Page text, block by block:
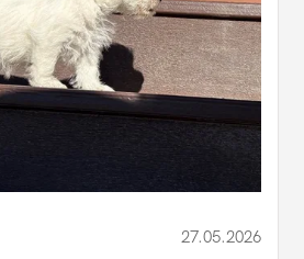
27.05.2026